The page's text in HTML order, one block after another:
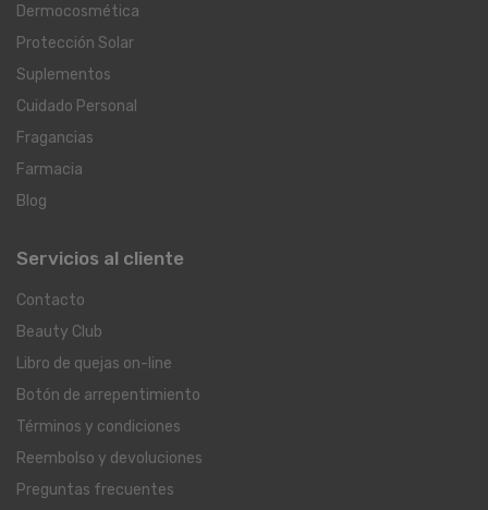
Dermocosmética
Protección Solar
Suplementos
Cuidado Personal
Fragancias
Farmacia
Blog
Servicios al cliente
Contacto
Beauty Club
Libro de quejas on-line
Botón de arrepentimiento
Términos y condiciones
Reembolso y devoluciones
Preguntas frecuentes